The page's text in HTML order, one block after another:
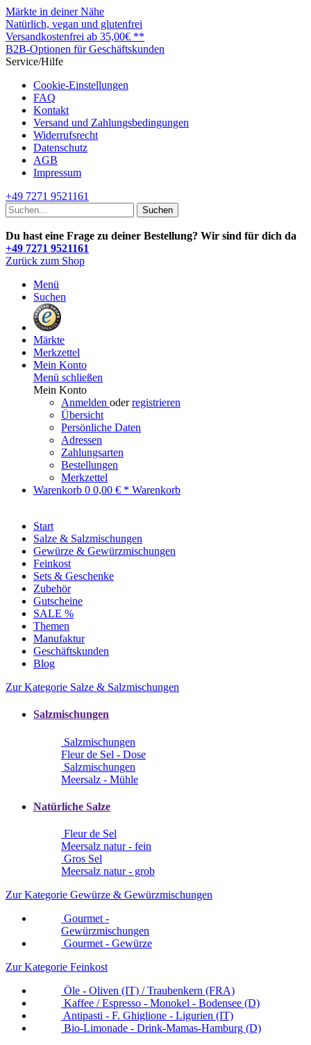
Märkte in deiner Nähe
Natürlich, vegan und glutenfrei
Versandkostenfrei ab 35,00€ **
B2B-Optionen für Geschäftskunden
Service/Hilfe
Cookie-Einstellungen
FAQ
Kontakt
Versand und Zahlungsbedingungen
Widerrufsrecht
Datenschutz
AGB
Impressum
+49 7271 9521161
Suchen
Du hast eine Frage zu deiner Bestellung? Wir sind für dich da
+49 7271 9521161
Zurück zum Shop
Menü
Suchen
Märkte
Merkzettel
Mein Konto
Menü schließen
Mein Konto
Anmelden oderregistrieren
Übersicht
Persönliche Daten
Adressen
Zahlungsarten
Bestellungen
Merkzettel
Warenkorb 0 0,00 € * Warenkorb
Start
Salze & Salzmischungen
Gewürze & Gewürzmischungen
Feinkost
Sets & Geschenke
Zubehör
Gutscheine
SALE %
Themen
Manufaktur
Geschäftskunden
Blog
Zur Kategorie Salze & Salzmischungen
Salzmischungen
Salzmischungen
Fleur de Sel - Dose
Salzmischungen
Meersalz - Mühle
Natürliche Salze
Fleur de Sel
Meersalz natur - fein
Gros Sel
Meersalz natur - grob
Zur Kategorie Gewürze & Gewürzmischungen
Gourmet -
Gewürzmischungen
Gourmet - Gewürze
Zur Kategorie Feinkost
Öle - Oliven (IT) / Traubenkern (FRA)
Kaffee / Espresso - Monokel - Bodensee (D)
Antipasti - F. Ghiglione - Ligurien (IT)
Bio-Limonade - Drink-Mamas-Hamburg (D)